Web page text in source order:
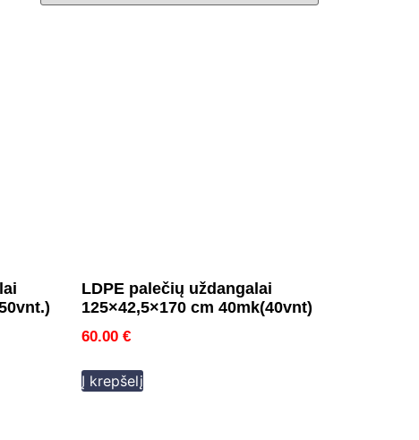
LDPE palečių uždangalai
125×42,5×170 cm 40mk(40vnt)
60.00 €
Į krepšelį